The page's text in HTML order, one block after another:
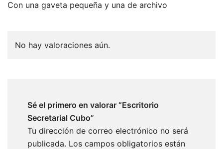
Con una gaveta pequeña y una de archivo
No hay valoraciones aún.
Sé el primero en valorar “Escritorio
Secretarial Cubo”
Tu dirección de correo electrónico no será
publicada. Los campos obligatorios están